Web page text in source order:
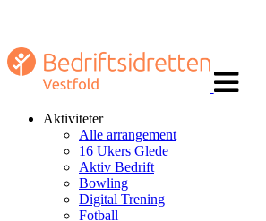
navigasjon
Aktiviteter
Alle arrangement
16 Ukers Glede
Aktiv Bedrift
Bowling
Digital Trening
Fotball